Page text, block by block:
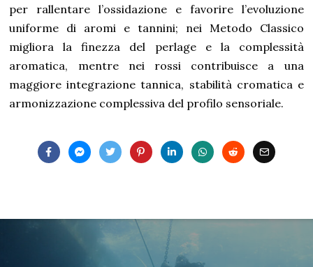
per rallentare l’ossidazione e favorire l’evoluzione
uniforme di aromi e tannini; nei Metodo Classico
migliora la finezza del perlage e la complessità
aromatica, mentre nei rossi contribuisce a una
maggiore integrazione tannica, stabilità cromatica e
armonizzazione complessiva del profilo sensoriale.